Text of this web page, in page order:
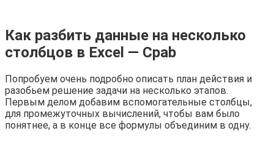
Как разбить данные на несколько
столбцов в Excel — Cpab
Попробуем очень подробно описать план действия и
разобьем решение задачи на несколько этапов.
Первым делом добавим вспомогательные столбцы,
для промежуточных вычислений, чтобы вам было
понятнее, а в конце все формулы объединим в одну.